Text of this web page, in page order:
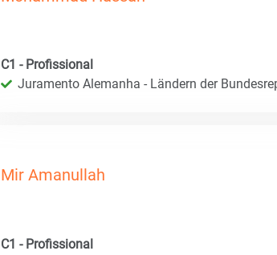
C1 - Profissional
Juramento Alemanha - Ländern der
Mir Amanullah
C1 - Profissional